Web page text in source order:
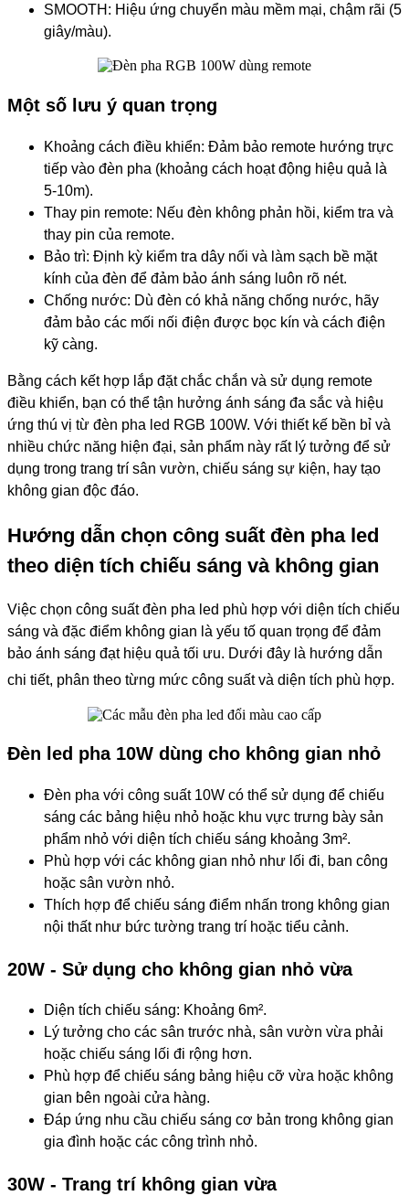
SMOOTH: Hiệu ứng chuyển màu mềm mại, chậm rãi (5
giây/màu).
Một số lưu ý quan trọng
Khoảng cách điều khiển: Đảm bảo remote hướng trực
tiếp vào đèn pha (khoảng cách hoạt động hiệu quả là
5-10m).
Thay pin remote: Nếu đèn không phản hồi, kiểm tra và
thay pin của remote.
Bảo trì: Định kỳ kiểm tra dây nối và làm sạch bề mặt
kính của đèn để đảm bảo ánh sáng luôn rõ nét.
Chống nước: Dù đèn có khả năng chống nước, hãy
đảm bảo các mối nối điện được bọc kín và cách điện
kỹ càng.
Bằng cách kết hợp lắp đặt chắc chắn và sử dụng remote
điều khiển, bạn có thể tận hưởng ánh sáng đa sắc và hiệu
ứng thú vị từ đèn pha led RGB 100W. Với thiết kế bền bỉ và
nhiều chức năng hiện đại, sản phẩm này rất lý tưởng để sử
dụng trong trang trí sân vườn, chiếu sáng sự kiện, hay tạo
không gian độc đáo.
Hướng dẫn chọn công suất đèn pha led
theo diện tích chiếu sáng và không gian
Việc chọn công suất đèn pha led phù hợp với diện tích chiếu
sáng và đặc điểm không gian là yếu tố quan trọng để đảm
bảo ánh sáng đạt hiệu quả tối ưu. Dưới đây là hướng dẫn
chi tiết, phân theo từng mức công suất và diện tích phù hợp.
Đèn led pha 10W dùng cho không gian nhỏ
Đèn pha với công suất 10W có thể sử dụng để chiếu
sáng các bảng hiệu nhỏ hoặc khu vực trưng bày sản
phẩm nhỏ với diện tích chiếu sáng khoảng 3m².
Phù hợp với các không gian nhỏ như lối đi, ban công
hoặc sân vườn nhỏ.
Thích hợp để chiếu sáng điểm nhấn trong không gian
nội thất như bức tường trang trí hoặc tiểu cảnh.
20W - Sử dụng cho không gian nhỏ vừa
Diện tích chiếu sáng: Khoảng 6m².
Lý tưởng cho các sân trước nhà, sân vườn vừa phải
hoặc chiếu sáng lối đi rộng hơn.
Phù hợp để chiếu sáng bảng hiệu cỡ vừa hoặc không
gian bên ngoài cửa hàng.
Đáp ứng nhu cầu chiếu sáng cơ bản trong không gian
gia đình hoặc các công trình nhỏ.
30W - Trang trí không gian vừa